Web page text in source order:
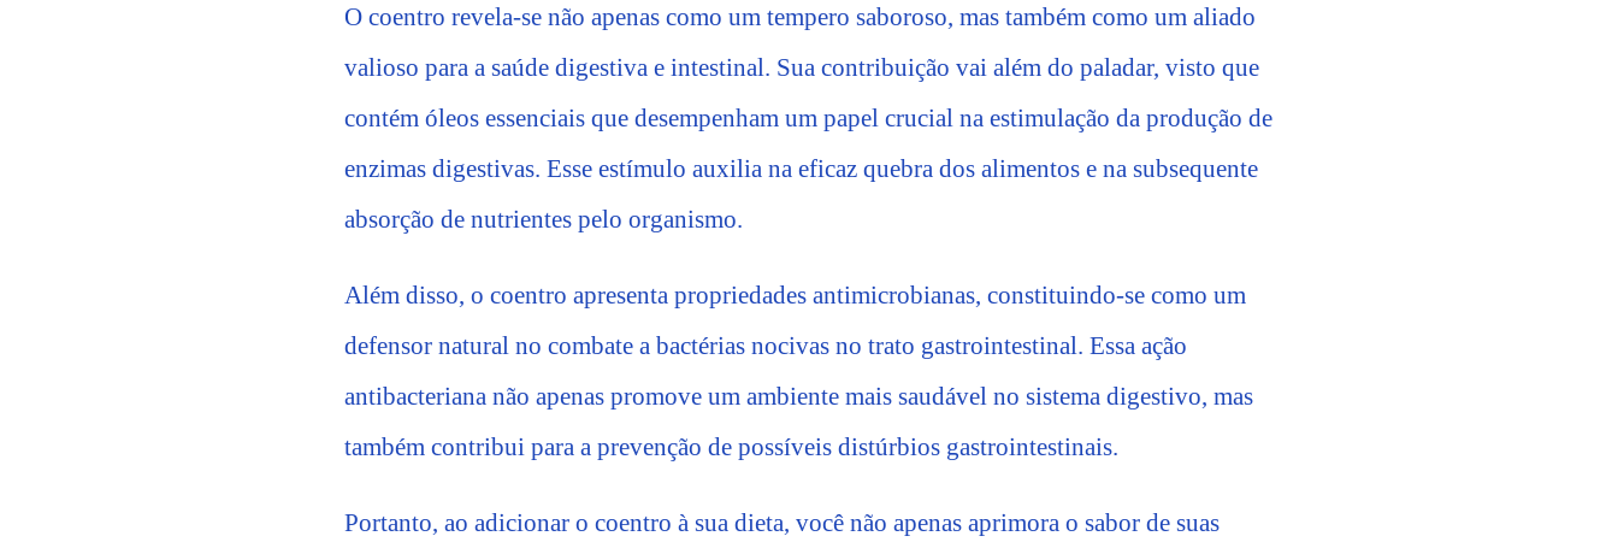
O coentro revela-se não apenas como um tempero saboroso, mas também como um aliado
valioso para a saúde digestiva e intestinal. Sua contribuição vai além do paladar, visto que
contém óleos essenciais que desempenham um papel crucial na estimulação da produção de
enzimas digestivas. Esse estímulo auxilia na eficaz quebra dos alimentos e na subsequente
absorção de nutrientes pelo organismo.
Além disso, o coentro apresenta propriedades antimicrobianas, constituindo-se como um
defensor natural no combate a bactérias nocivas no trato gastrointestinal. Essa ação
antibacteriana não apenas promove um ambiente mais saudável no sistema digestivo, mas
também contribui para a prevenção de possíveis distúrbios gastrointestinais.
Portanto, ao adicionar o coentro à sua dieta, você não apenas aprimora o sabor de suas